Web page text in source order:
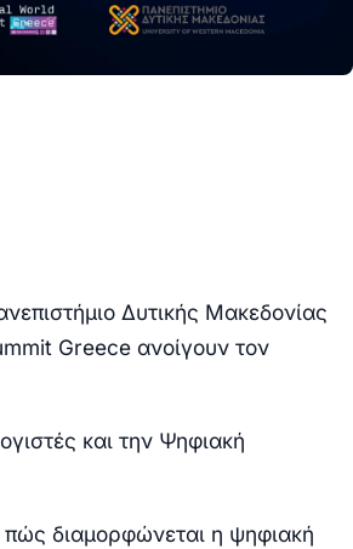
Δυτικής Μακεδονίας
Greece ανοίγουν τον
και την Ψηφιακή
πώς διαμορφώνεται η ψηφιακή